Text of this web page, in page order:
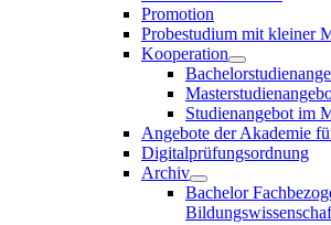
Promotion
Probestudium mit kleiner
Kooperation
Studienangebot im
Angebote der Akademie
Digitalprüfungsordnung
Archiv
Bachelor